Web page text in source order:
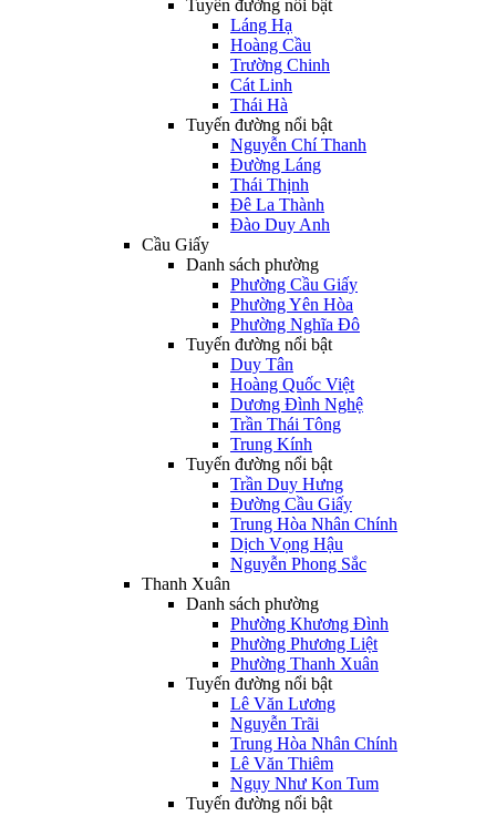
Tuyến đường nổi bật
Láng Hạ
Hoàng Cầu
Trường Chinh
Cát Linh
Thái Hà
Tuyến đường nổi bật
Nguyễn Chí Thanh
Đường Láng
Thái Thịnh
Đê La Thành
Đào Duy Anh
Cầu Giấy
Danh sách phường
Phường Cầu Giấy
Phường Yên Hòa
Phường Nghĩa Đô
Tuyến đường nổi bật
Duy Tân
Hoàng Quốc Việt
Dương Đình Nghệ
Trần Thái Tông
Trung Kính
Tuyến đường nổi bật
Trần Duy Hưng
Đường Cầu Giấy
Trung Hòa Nhân Chính
Dịch Vọng Hậu
Nguyễn Phong Sắc
Thanh Xuân
Danh sách phường
Phường Khương Đình
Phường Phương Liệt
Phường Thanh Xuân
Tuyến đường nổi bật
Lê Văn Lương
Nguyễn Trãi
Trung Hòa Nhân Chính
Lê Văn Thiêm
Ngụy Như Kon Tum
Tuyến đường nổi bật